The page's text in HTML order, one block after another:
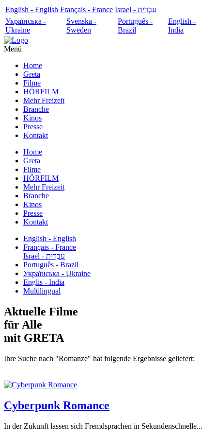
English - English Français - France
עִבְרִית - Israel
Українська -
Ukraine
Svenska -
Sweden
Português -
Brazil
English -
India
Menü
Home
Greta
Filme
HÖRFILM
Mehr Freizeit
Branche
Kinos
Presse
Kontakt
Home
Greta
Filme
HÖRFILM
Mehr Freizeit
Branche
Kinos
Presse
Kontakt
English - English
Français - France
עִבְרִית - Israel
Português - Brazil
Українська - Ukraine
Englis - India
Multilingual
Aktuelle Filme
für Alle
mit GRETA
Ihre Suche nach "Romanze" hat folgende Ergebnisse geliefert:
Cyberpunk Romance
In der Zukunft lassen sich Fremdsprachen in Sekundenschnelle...